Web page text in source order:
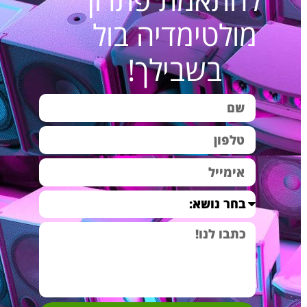
מתנה מיוחדת לגבר –
קולנוע ביתי לגינה
מערכת שמע וקולנוע
ביתי למרפסת ולגינה
₪4,790.00
מתנה מקורית לגבר –
חוויה בסלון B1
מערכת סאונד וקולנוע
ביתי מפנקת במיוחד
₪4,950.00
מערכת רמקולים
שקועים לבית-Happy
home A4
מערכת שמע איכותית
גבוהה
₪4,990.00
מערכת סאונד לעסק
Fun music B-6
רמקולים שקועים
מערכת סאונד לעסקים
שקועים
₪5,290.00
מערכת סאונד
למסעדה-בית קפה-
Fun music B2
₪5,390.00
מולטימדיה בול
בשבילך!